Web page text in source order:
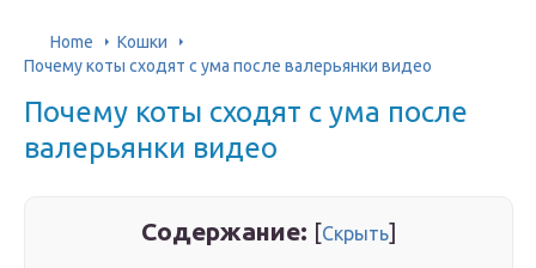
Home
Кошки
Почему коты сходят с ума после валерьянки видео
Почему коты сходят с ума после
валерьянки видео
Содержание: [Скрыть]